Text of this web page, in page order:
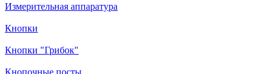
Измерительная аппаратура
Кнопки
Кнопки "Грибок"
Кнопочные посты